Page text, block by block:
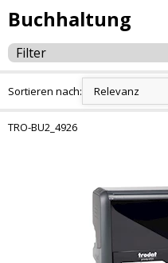
Buchhaltung
Filter
Sortieren nach:
TRO-BU2_4926